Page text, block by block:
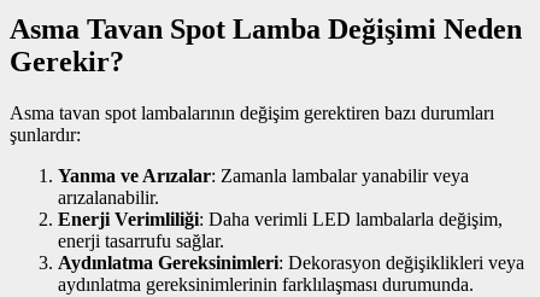
Asma Tavan Spot Lamba Değişimi Neden
Gerekir?
Asma tavan spot lambalarının değişim gerektiren bazı durumları
şunlardır:
Yanma ve Arızalar: Zamanla lambalar yanabilir veya
arızalanabilir.
Enerji Verimliliği: Daha verimli LED lambalarla değişim,
enerji tasarrufu sağlar.
Aydınlatma Gereksinimleri: Dekorasyon değişiklikleri veya
aydınlatma gereksinimlerinin farklılaşması durumunda.